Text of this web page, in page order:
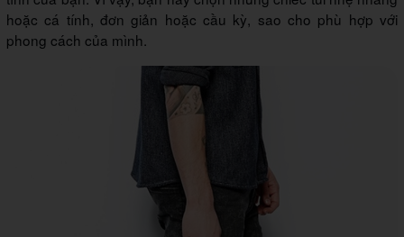
hoặc cá tính, đơn giản hoặc cầu kỳ, sao cho phù hợp với
phong cách của mình.